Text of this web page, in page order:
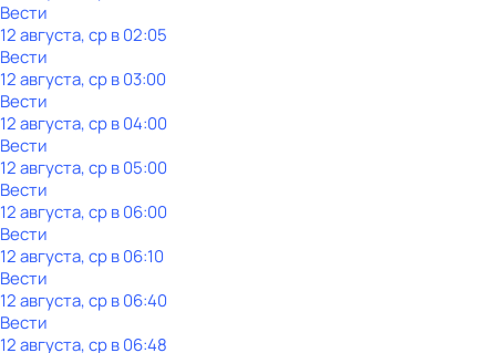
Вести
12 августа, ср в 02:05
Вести
12 августа, ср в 03:00
Вести
12 августа, ср в 04:00
Вести
12 августа, ср в 05:00
Вести
12 августа, ср в 06:00
Вести
12 августа, ср в 06:10
Вести
12 августа, ср в 06:40
Вести
12 августа, ср в 06:48